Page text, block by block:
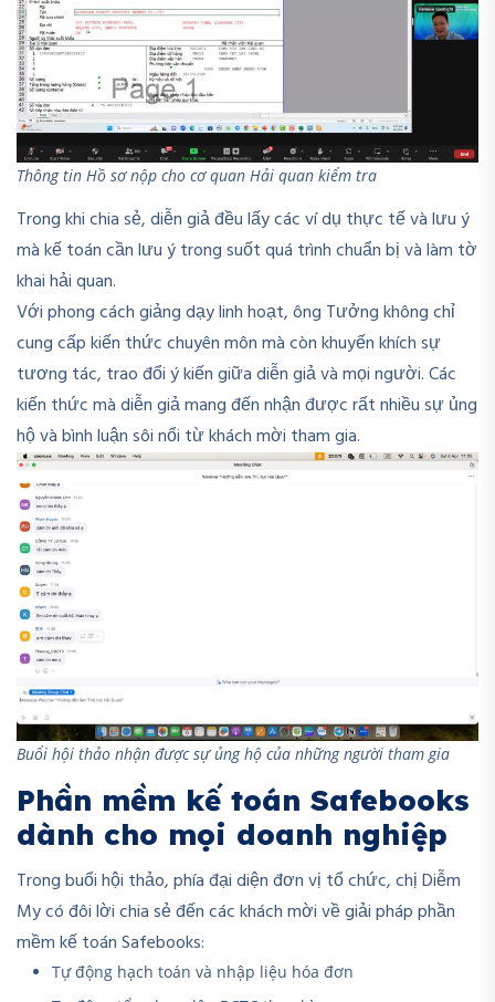
Thông tin Hồ sơ nộp cho cơ quan Hải quan kiểm tra
Trong khi chia sẻ, diễn giả đều lấy các ví dụ thực tế và lưu ý
mà kế toán cần lưu ý trong suốt quá trình chuẩn bị và làm tờ
khai hải quan.
Với phong cách giảng dạy linh hoạt, ông Tưởng không chỉ
cung cấp kiến thức chuyên môn mà còn khuyến khích sự
tương tác, trao đổi ý kiến giữa diễn giả và mọi người. Các
kiến thức mà diễn giả mang đến nhận được rất nhiều sự ủng
hộ và bình luận sôi nổi từ khách mời tham gia.
Buổi hội thảo nhận được sự ủng hộ của những người tham gia
Phần mềm kế toán Safebooks
dành cho mọi doanh nghiệp
Trong buổi hội thảo, phía đại diện đơn vị tổ chức, chị Diễm
My có đôi lời chia sẻ đến các khách mời về giải pháp phần
mềm kế toán Safebooks:
Tự động hạch toán và nhập liệu hóa đơn